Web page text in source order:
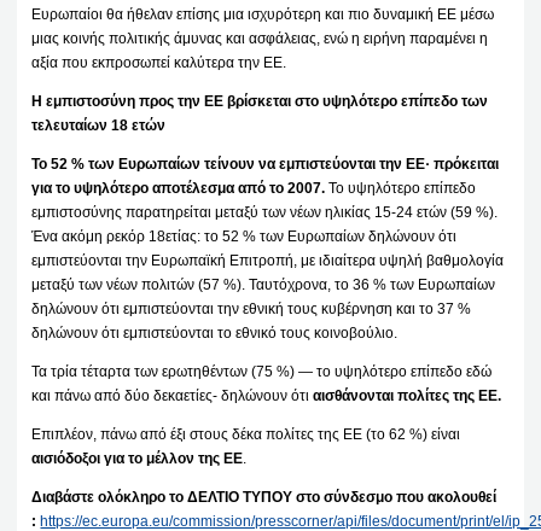
Ευρωπαίοι θα ήθελαν επίσης μια ισχυρότερη και πιο δυναμική ΕΕ μέσω
μιας κοινής πολιτικής άμυνας και ασφάλειας, ενώ η ειρήνη παραμένει η
αξία που εκπροσωπεί καλύτερα την ΕΕ.
Η εμπιστοσύνη προς την ΕΕ βρίσκεται στο υψηλότερο επίπεδο των
τελευταίων 18 ετών
Το 52 % των Ευρωπαίων τείνουν να εμπιστεύονται την ΕΕ· πρόκειται
για το υψηλότερο αποτέλεσμα από το 2007.Το υψηλότερο επίπεδο
εμπιστοσύνης παρατηρείται μεταξύ των νέων ηλικίας 15-24 ετών (59 %).
Ένα ακόμη ρεκόρ 18ετίας: το 52 % των Ευρωπαίων δηλώνουν ότι
εμπιστεύονται την Ευρωπαϊκή Επιτροπή, με ιδιαίτερα υψηλή βαθμολογία
μεταξύ των νέων πολιτών (57 %). Ταυτόχρονα, το 36 % των Ευρωπαίων
δηλώνουν ότι εμπιστεύονται την εθνική τους κυβέρνηση και το 37 %
δηλώνουν ότι εμπιστεύονται το εθνικό τους κοινοβούλιο.
Τα τρία τέταρτα των ερωτηθέντων (75 %) — το υψηλότερο επίπεδο εδώ
και πάνω από δύο δεκαετίες- δηλώνουν ότιαισθάνονται πολίτες της ΕΕ.
Επιπλέον, πάνω από έξι στους δέκα πολίτες της ΕΕ (το 62 %) είναι
αισιόδοξοι για το μέλλον της ΕΕ.
Διαβάστε ολόκληρο το ΔΕΛΤΙΟ ΤΥΠΟΥ στο σύνδεσμο που ακολουθεί
: https://ec.europa.eu/commission/presscorner/api/files/document/print/el/